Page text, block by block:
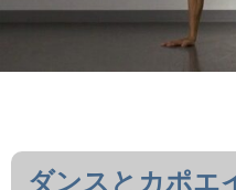
ダンスとカポエ